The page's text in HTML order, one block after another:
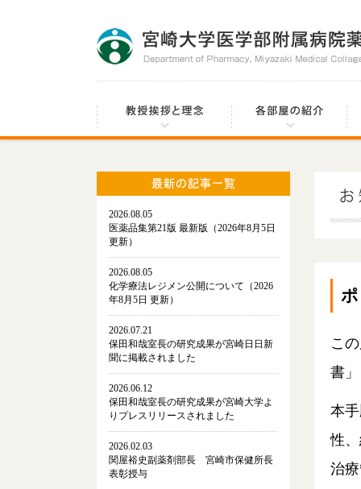
こ
書
本
性
治
2026.08.05
医薬品集第21版 最新版（2026年8月5日
更新）
2026.08.05
化学療法レジメン公開について（2026
年8月5日 更新）
2026.07.21
保田和哉室長の研究成果が宮崎日日新
聞に掲載されました
2026.06.12
保田和哉室長の研究成果が宮崎大学よ
りプレスリリースされました
2026.02.03
関屋裕史副薬剤部長 宮崎市保健所長
表彰授与